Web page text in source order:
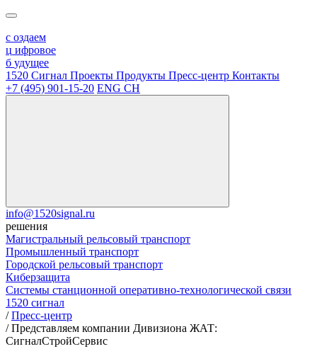
с оздаем
ц ифровое
б удущее
1520 Сигнал Проекты Продукты Пресс-центр Контакты
+7 (495) 901-15-20 ENG CH
info@1520signal.ru
решения
Магистральный рельсовый транспорт
Промышленный транспорт
Городской рельсовый транспорт
Киберзащита
Системы станционной оперативно-технологической связи
1520 сигнал
/Пресс-центр
/Представляем компании Дивизиона ЖАТ:
СигналСтройСервис